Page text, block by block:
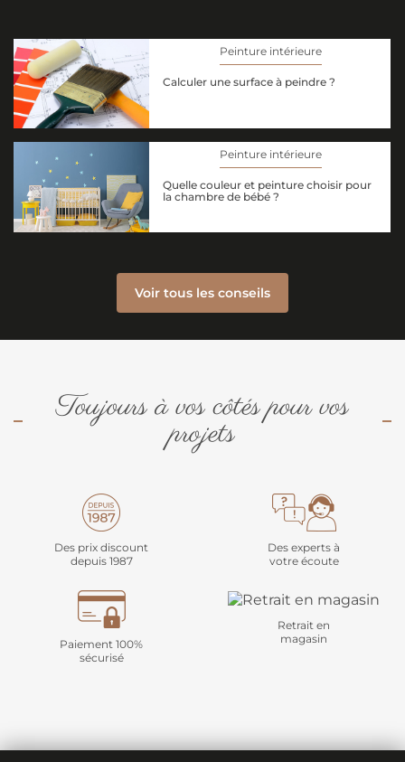
Peinture intérieure
Calculer une surface à peindre ?
Peinture intérieure
Quelle couleur et peinture choisir pour
la chambre de bébé ?
Voir tous les conseils
Toujours à vos côtés pour vos
projets
Des prix discount
depuis 1987
Des experts à
votre écoute
Paiement 100%
sécurisé
Retrait en
magasin